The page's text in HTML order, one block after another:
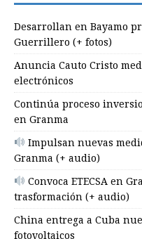
Desarrollan en Bayamo
Guerrillero (+ fotos)
Anuncia Cauto Cristo
electrónicos
Continúa proceso
en Granma
Impulsan nuevas
Granma (+ audio)
Convoca ETECSA en
trasformación (+ audio)
China entrega a Cuba
fotovoltaicos